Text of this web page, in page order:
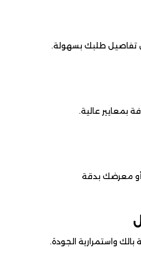
كل تفاصيل طلبك بسهولة.
بمعايير عالية.
أو معرضك بدقة
واستمرارية الجودة.